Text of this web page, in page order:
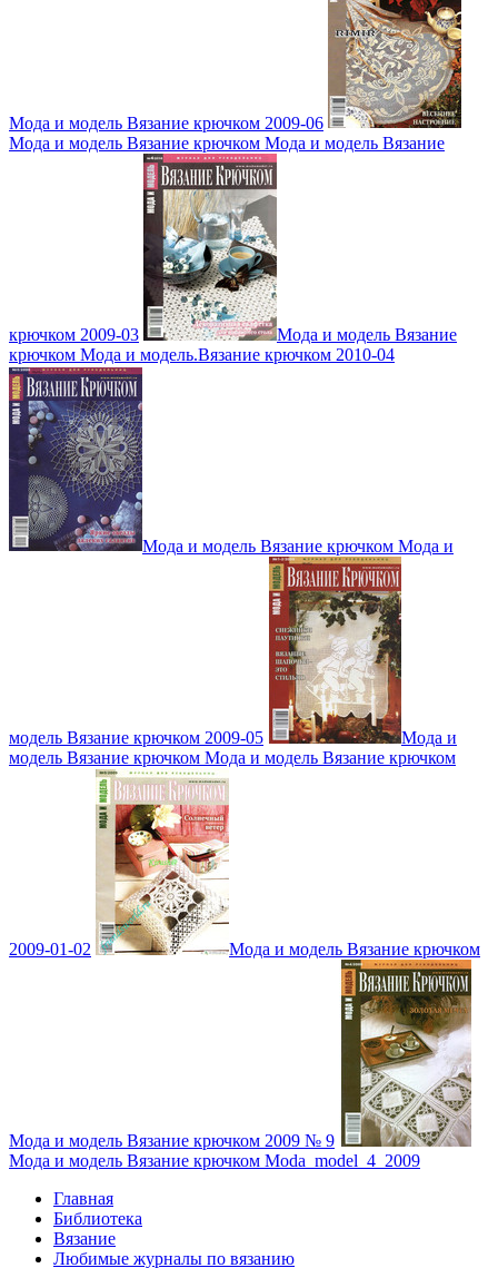
Мода и модель Вязание крючком 2009-06
Мода и модель Вязание крючком Мода и модель Вязание
крючком 2009-03
Мода и модель Вязание
крючком Мода и модель.Вязание крючком 2010-04
Мода и модель Вязание крючком Мода и
модель Вязание крючком 2009-05
Мода и
модель Вязание крючком Мода и модель Вязание крючком
2009-01-02 Мода и модель Вязание крючком
Мода и модель Вязание крючком 2009 № 9
Мода и модель Вязание крючком Moda_model_4_2009
Главная
Библиотека
Вязание
Любимые журналы по вязанию